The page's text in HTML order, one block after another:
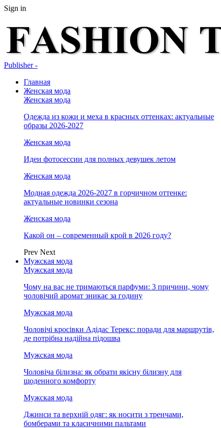
Sign in
Publisher -
Главная
Женская мода
Женская мода
Одежда из кожи и меха в красных оттенках: актуальные
образы 2026-2027
Женская мода
Идеи фотосессии для полных девушек летом
Женская мода
Модная одежда 2026-2027 в горчичном оттенке:
актуальные новинки сезона
Женская мода
Какой он – современный крой в 2026 году?
Prev Next
Мужская мода
Мужская мода
Чому на вас не тримаються парфуми: 3 причини, чому
чоловічий аромат зникає за годину
Мужская мода
Чоловічі кросівки Адідас Терекс: поради для маршрутів,
де потрібна надійна підошва
Мужская мода
Чоловіча білизна: як обрати якісну білизну для
щоденного комфорту
Мужская мода
Джинси та верхній одяг: як носити з тренчами,
бомберами та класичними пальтами